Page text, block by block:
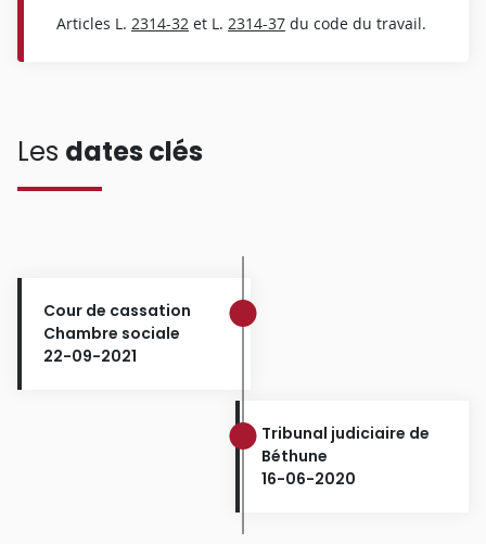
Articles L. 2314-32 et L. 2314-37 du code du travail.
Les dates clés
Cour de cassation
Chambre sociale
22-09-2021
Tribunal judiciaire de
Béthune
16-06-2020